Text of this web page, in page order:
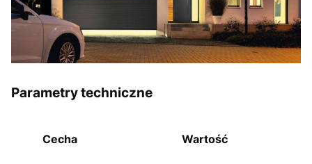
Parametry techniczne
Cecha Wartość